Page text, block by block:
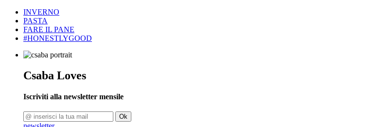
INVERNO
PASTA
FARE IL PANE
#HONESTLYGOOD
Csaba Loves
Iscriviti alla newsletter mensile
Ok